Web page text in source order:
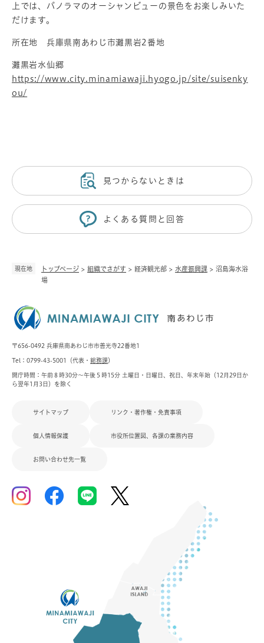
現在地 トップページ > 組織でさがす > 経済観光部 > 水産振興課 > 沼島海水浴
場
上では、パノラマのオーシャンビューの景色をお楽しみいた
だけます。
所在地 兵庫県南あわじ市灘黒岩2番地
灘黒岩水仙郷
https://www.city.minamiawaji.hyogo.jp/site/suisenky
ou/​
見つからないときは
よくある質問と回答
〒656-0492 兵庫県南あわじ市市善光寺22番地1
Tel：0799-43-5001（代表・ 総務課）
開庁時間：午前８時30分～午後５時15分 土曜日・日曜日、祝日、年末年始（12月29日か
ら翌年1月3日）を除く
サイトマップ リンク・著作権・免責事項
個人情報保護 市役所位置図、各課の業務内容
お問い合わせ先一覧